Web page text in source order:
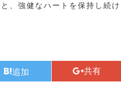
、強健なハートを保持し続